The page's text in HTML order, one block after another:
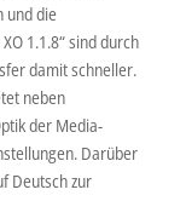
und die
1.1.8“ sind durch
damit schneller.
neben
der Media-
Darüber
Deutsch zur